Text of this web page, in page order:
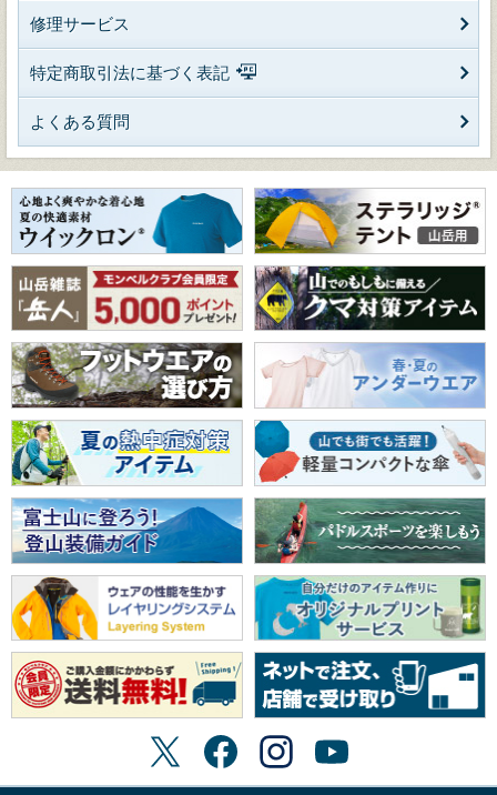
修理サービス
特定商取引法に基づく表記
よくある質問